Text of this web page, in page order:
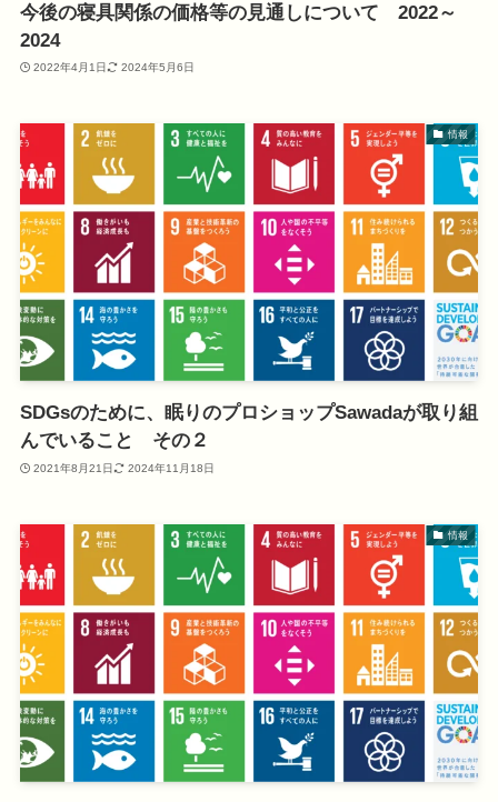
今後の寝具関係の価格等の見通しについて 2022～
2024
2022年4月1日 2024年5月6日
情報
SDGsのために、眠りのプロショップSawadaが取り組
んでいること その２
2021年8月21日 2024年11月18日
情報